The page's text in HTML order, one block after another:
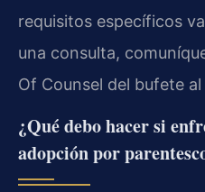
requisitos específicos
una consulta,
Of Counsel del bufete
¿Qué debo hacer si
adopción por